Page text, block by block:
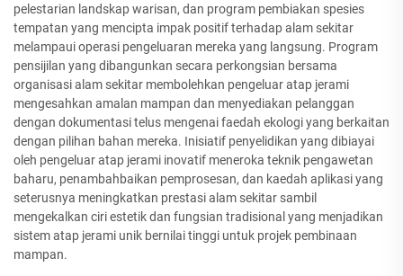
pelestarian landskap warisan, dan program pembiakan spesies
tempatan yang mencipta impak positif terhadap alam sekitar
melampaui operasi pengeluaran mereka yang langsung. Program
pensijilan yang dibangunkan secara perkongsian bersama
organisasi alam sekitar membolehkan pengeluar atap jerami
mengesahkan amalan mampan dan menyediakan pelanggan
dengan dokumentasi telus mengenai faedah ekologi yang berkaitan
dengan pilihan bahan mereka. Inisiatif penyelidikan yang dibiayai
oleh pengeluar atap jerami inovatif meneroka teknik pengawetan
baharu, penambahbaikan pemprosesan, dan kaedah aplikasi yang
seterusnya meningkatkan prestasi alam sekitar sambil
mengekalkan ciri estetik dan fungsian tradisional yang menjadikan
sistem atap jerami unik bernilai tinggi untuk projek pembinaan
mampan.